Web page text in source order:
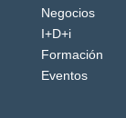
Negocios
I+D+i
Formación
Eventos